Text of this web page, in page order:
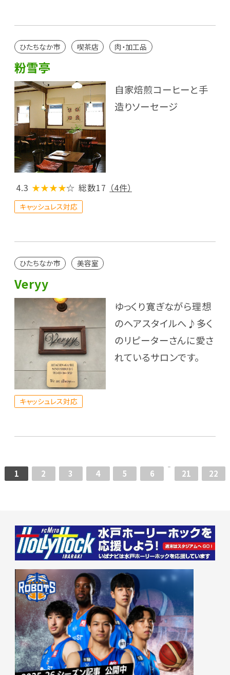
ひたちなか市 喫茶店 肉・加工品
粉雪亭
自家焙煎コーヒーと手
造りソーセージ
4.3 ★★★★☆ 総数17 （4件）
キャッシュレス対応
ひたちなか市 美容室
Veryy
ゆっくり寛ぎながら理想
のヘアスタイルへ♪多く
のリピーターさんに愛さ
れているサロンです。
キャッシュレス対応
1 2 3 4 5 6 21 22